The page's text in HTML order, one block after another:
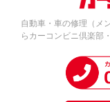
自動車・車の修理（メ
らカーコンビニ倶楽部